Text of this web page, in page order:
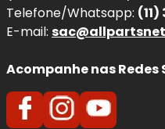
Telefone/Whatsapp:
E-mail:
Acompanhe nas Redes